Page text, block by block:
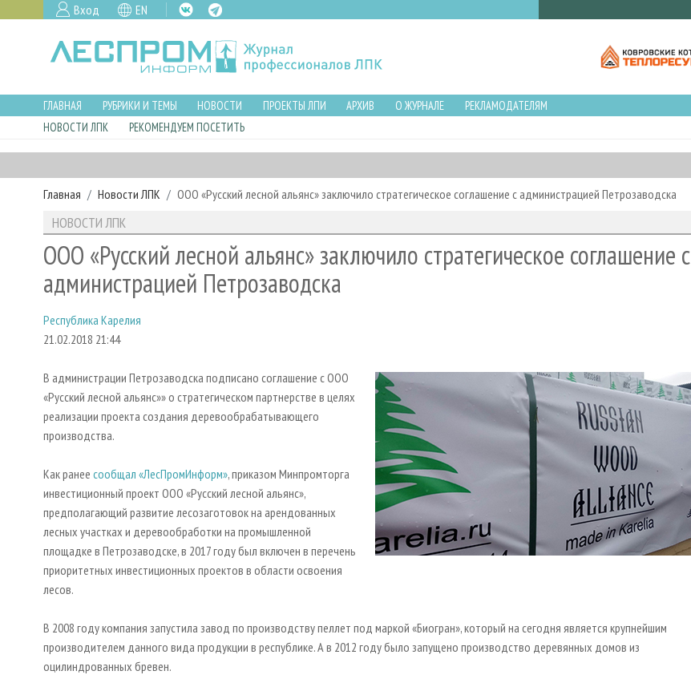
Вход EN
ГЛАВНАЯ РУБРИКИ И ТЕМЫ НОВОСТИ ПРОЕКТЫ ЛПИ АРХИВ О ЖУРНАЛЕ
РЕКЛАМОДАТЕЛЯМ
НОВОСТИ ЛПК
РЕКОМЕНДУЕМ ПОСЕТИТЬ
Главная Новости ЛПК ООО «Русский лесной альянс» заключило стратегическое соглашение с администрацией Петрозаводска
НОВОСТИ ЛПК
ООО «Русский лесной альянс» заключило стратегическое соглашение с
администрацией Петрозаводска
Республика Карелия
21.02.2018 21:44
В администрации Петрозаводска подписано соглашение с ООО
«Русский лесной альянс»» о стратегическом партнерстве в целях
реализации проекта создания деревообрабатывающего
производства.
Как ранее сообщал «ЛесПромИнформ», приказом Минпромторга
инвестиционный проект ООО «Русский лесной альянс»,
предполагающий развитие лесозаготовок на арендованных
лесных участках и деревообработки на промышленной
площадке в Петрозаводске, в 2017 году был включен в перечень
приоритетных инвестиционных проектов в области освоения
лесов.
В 2008 году компания запустила завод по производству пеллет под маркой «Биогран», который на сегодня является крупнейшим
производителем данного вида продукции в республике. А в 2012 году было запущено производство деревянных домов из
оцилиндрованных бревен.